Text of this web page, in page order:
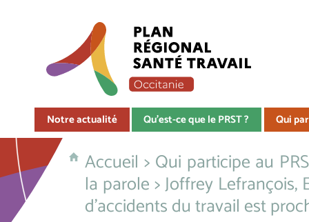
Notre actualité Qu'est-ce que le PRST ? Qui
Accueil > Qui participe au
la parole> Joffrey Lefrançois,
d'accidents du travail est